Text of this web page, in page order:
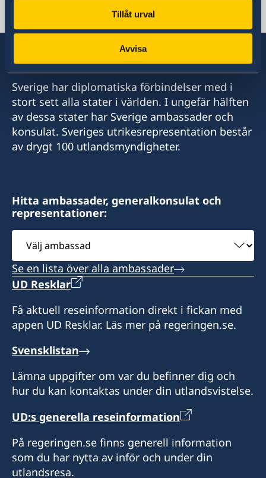
Tillåt urval
Avvisa
Sverige har diplomatiska förbindelser med i
stort sett alla stater i världen. I ungefär hälften
av dessa stater har Sverige ambassader och
konsulat. Sveriges utrikesrepresentation består
av drygt 100 utlandsmyndigheter.
Hitta ambassader, generalkonsulat och
representationer:
Välj
ambassad
Se en lista över alla ambassader
UD Resklar
Få aktuell reseinformation direkt i fickan med
appen UD Resklar. Läs mer på regeringen.se.
Svensklistan
Lämna uppgifter om var du befinner dig och
hur du kan kontaktas under din utlandsvistelse.
UD:s generella reseinformation
På regeringen.se finns generell information
som du har nytta av inför och under din
utlandsresa.